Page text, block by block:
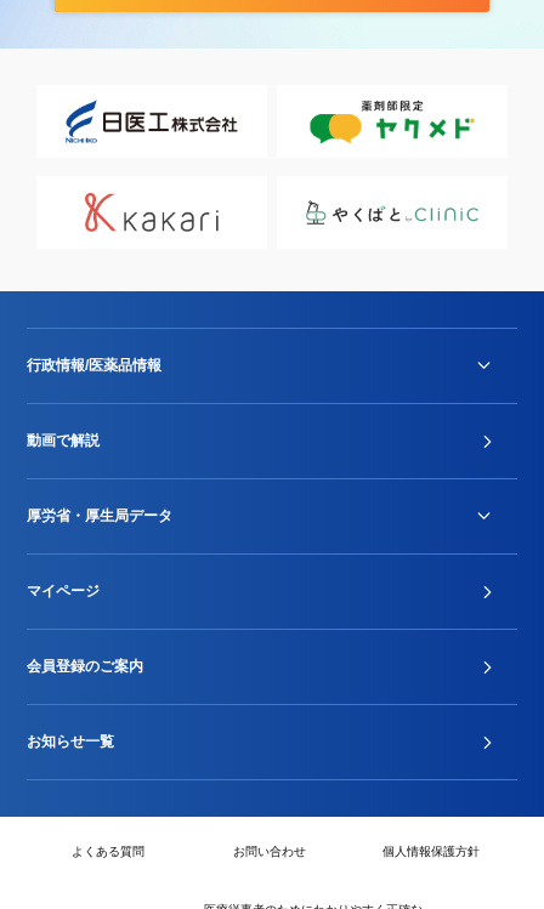
行政情報/医薬品情報
Stu-GEレポート
動画で解説
厚労省・厚生局データ
2024年度新設項目届出状況
マイページ
会員登録のご案内
お知らせ一覧
よくある質問 お問い合わせ 個人情報保護方針